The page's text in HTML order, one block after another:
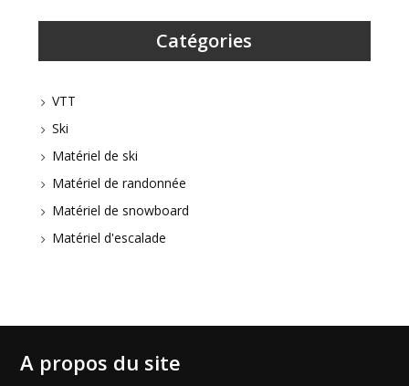
Catégories
VTT
Ski
Matériel de ski
Matériel de randonnée
Matériel de snowboard
Matériel d'escalade
A propos du site